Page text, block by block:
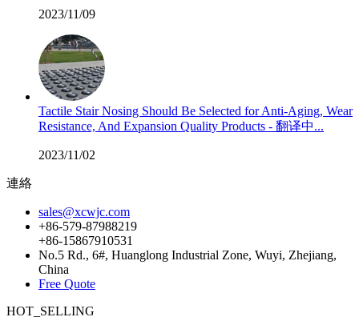
2023/11/09
Tactile Stair Nosing Should Be Selected for Anti-Aging, Wear
Resistance, And Expansion Quality Products - 翻译中...
2023/11/02
連絡
sales@xcwjc.com
+86-579-87988219
+86-15867910531
No.5 Rd., 6#, Huanglong Industrial Zone, Wuyi, Zhejiang,
China
Free Quote
HOT_SELLING